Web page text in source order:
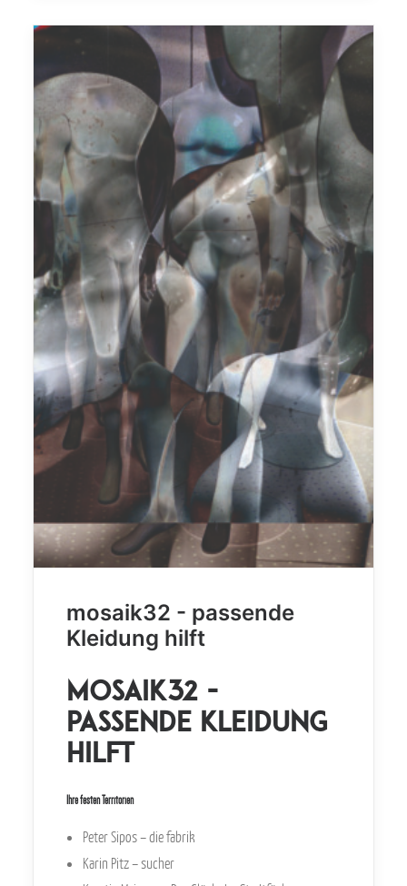
mosaik32 - passende
Kleidung hilft
mosaik32 -
passende Kleidung
hilft
Ihre festen Territorien
Peter Sipos – die fabrik
Karin Pitz – sucher